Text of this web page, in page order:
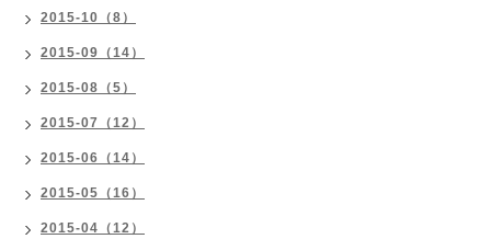
2015-10（8）
2015-09（14）
2015-08（5）
2015-07（12）
2015-06（14）
2015-05（16）
2015-04（12）